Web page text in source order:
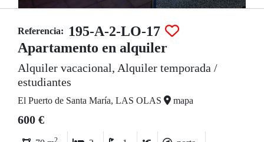
Referencia:
195-A-2-LO-17
Apartamento en alquiler
Alquiler vacacional, Alquiler temporada /
estudiantes
El Puerto de Santa María, LAS OLAS mapa
600 €
2